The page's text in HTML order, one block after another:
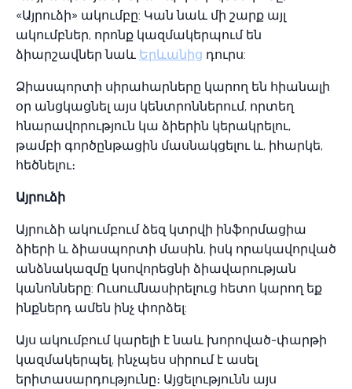
«Այրուձի» ակումբը: Կան նաև մի շարք այլ
ակումբներ, որոնք կազմակերպում են
ձիարշավներ նաև Երևանից դուրս:
Ձիասպորտի սիրահարները կարող են հիանալի
օր անցկացնել այս կենտրոններում, որտեղ
հնարավորություն կա ձիերին կերակրելու,
թամբի գործընթացին մասնակցելու և, իհարկե,
հեծնելու։
Այրուձի
Այրուձի ակումբում ձեզ կտրվի ինֆորմացիա
ձիերի և ձիասպորտի մասին, իսկ որակավորված
անձնակազմը կսովորեցնի ձիավարության
կանոնները: Ուսումնասիրելուց հետո կարող եք
ինքներդ ամեն ինչ փորձել:
Այս ակումբում կարելի է նաև խորոված-փարթի
կազմակերպել, ինչպես սիրում է ասել
երիտասարդությունը։ Այցելությունն այս